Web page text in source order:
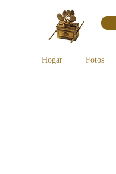
Hogar Fotos